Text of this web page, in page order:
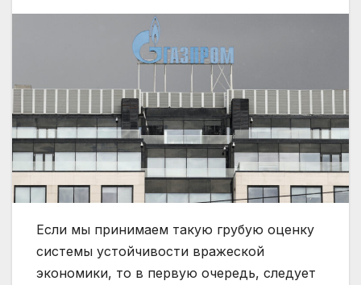
Если мы принимаем такую грубую оценку
системы устойчивости вражеской
экономики, то в первую очередь, следует